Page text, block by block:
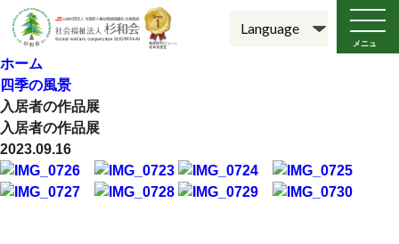
メニュ
ー
ホーム
四季の風景
入居者の作品展
入居者の作品展
2023.09.16